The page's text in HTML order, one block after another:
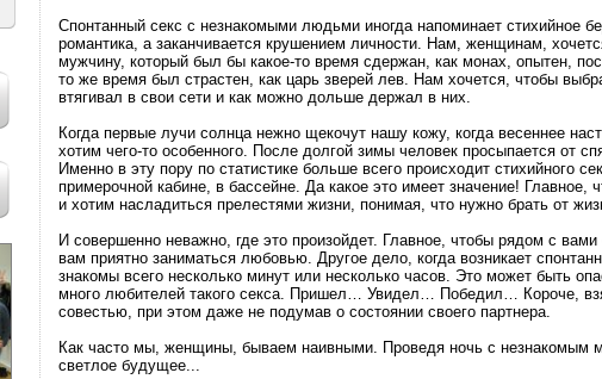
Спонтанный секс с незнакомыми людьми иногда напоминает стихийное
романтика, а заканчивается крушением личности. Нам, женщинам,
мужчину, который был бы какое-то время сдержан, как монах, опытен,
то же время был страстен, как царь зверей лев. Нам хочется, чтобы
втягивал в свои сети и как можно дольше держал в них.
Когда первые лучи солнца нежно щекочут нашу кожу, когда весеннее
хотим чего-то особенного. После долгой зимы человек просыпается от
Именно в эту пору по статистике больше всего происходит стихийного
примерочной кабине, в бассейне. Да какое это имеет значение! Главное,
и хотим насладиться прелестями жизни, понимая, что нужно брать от
И совершенно неважно, где это произойдет. Главное, чтобы рядом с
вам приятно заниматься любовью. Другое дело, когда возникает
знакомы всего несколько минут или несколько часов. Это может быть
много любителей такого секса. Пришел… Увидел… Победил… Короче,
совестью, при этом даже не подумав о состоянии своего партнера.
Как часто мы, женщины, бываем наивными. Проведя ночь с незнакомым
светлое будущее...